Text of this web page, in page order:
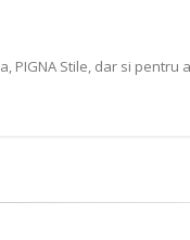
Stile, dar si